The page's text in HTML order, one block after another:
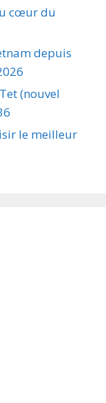
cœur du
depuis
(nouvel
le meilleur